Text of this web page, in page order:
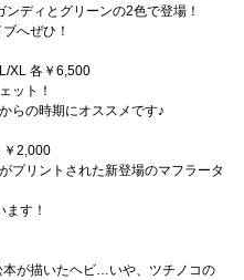
ディとグリーンの2色で登場！
へぜひ！
XL 各￥6,500
ット！
らの時期にオススメです♪
￥2,000
プリントされた新登場のマフラータ
す！
が描いたヘビ…いや、ツチノコの